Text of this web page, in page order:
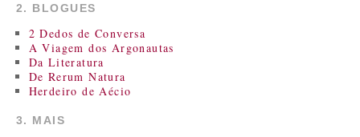
2. BLOGUES
2 Dedos de Conversa
A Viagem dos Argonautas
Da Literatura
De Rerum Natura
Herdeiro de Aécio
3. MAIS